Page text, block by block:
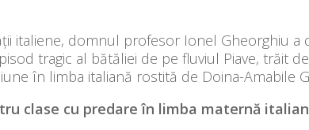
italiene, domnul profesor Ionel Gheorghiu a
tragic al bătăliei de pe fluviul Piave, trăit
în limba italiană rostită de Doina-Amabile
clase cu predare în limba maternă